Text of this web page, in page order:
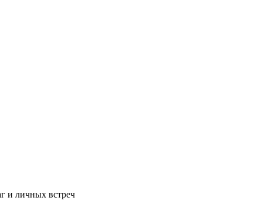
и личных встреч